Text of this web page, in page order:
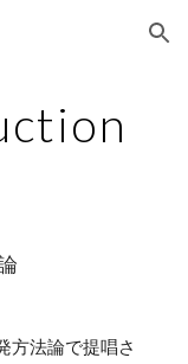
Skip to navigation
方法論で提唱さ